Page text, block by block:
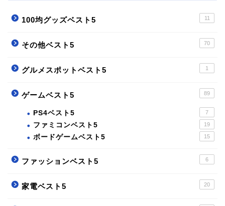
100均グッズベスト5 11
その他ベスト5 70
グルメスポットベスト5 1
ゲームベスト5 89
PS4ベスト5 7
ファミコンベスト5 19
ボードゲームベスト5 15
ファッションベスト5 6
家電ベスト5 20